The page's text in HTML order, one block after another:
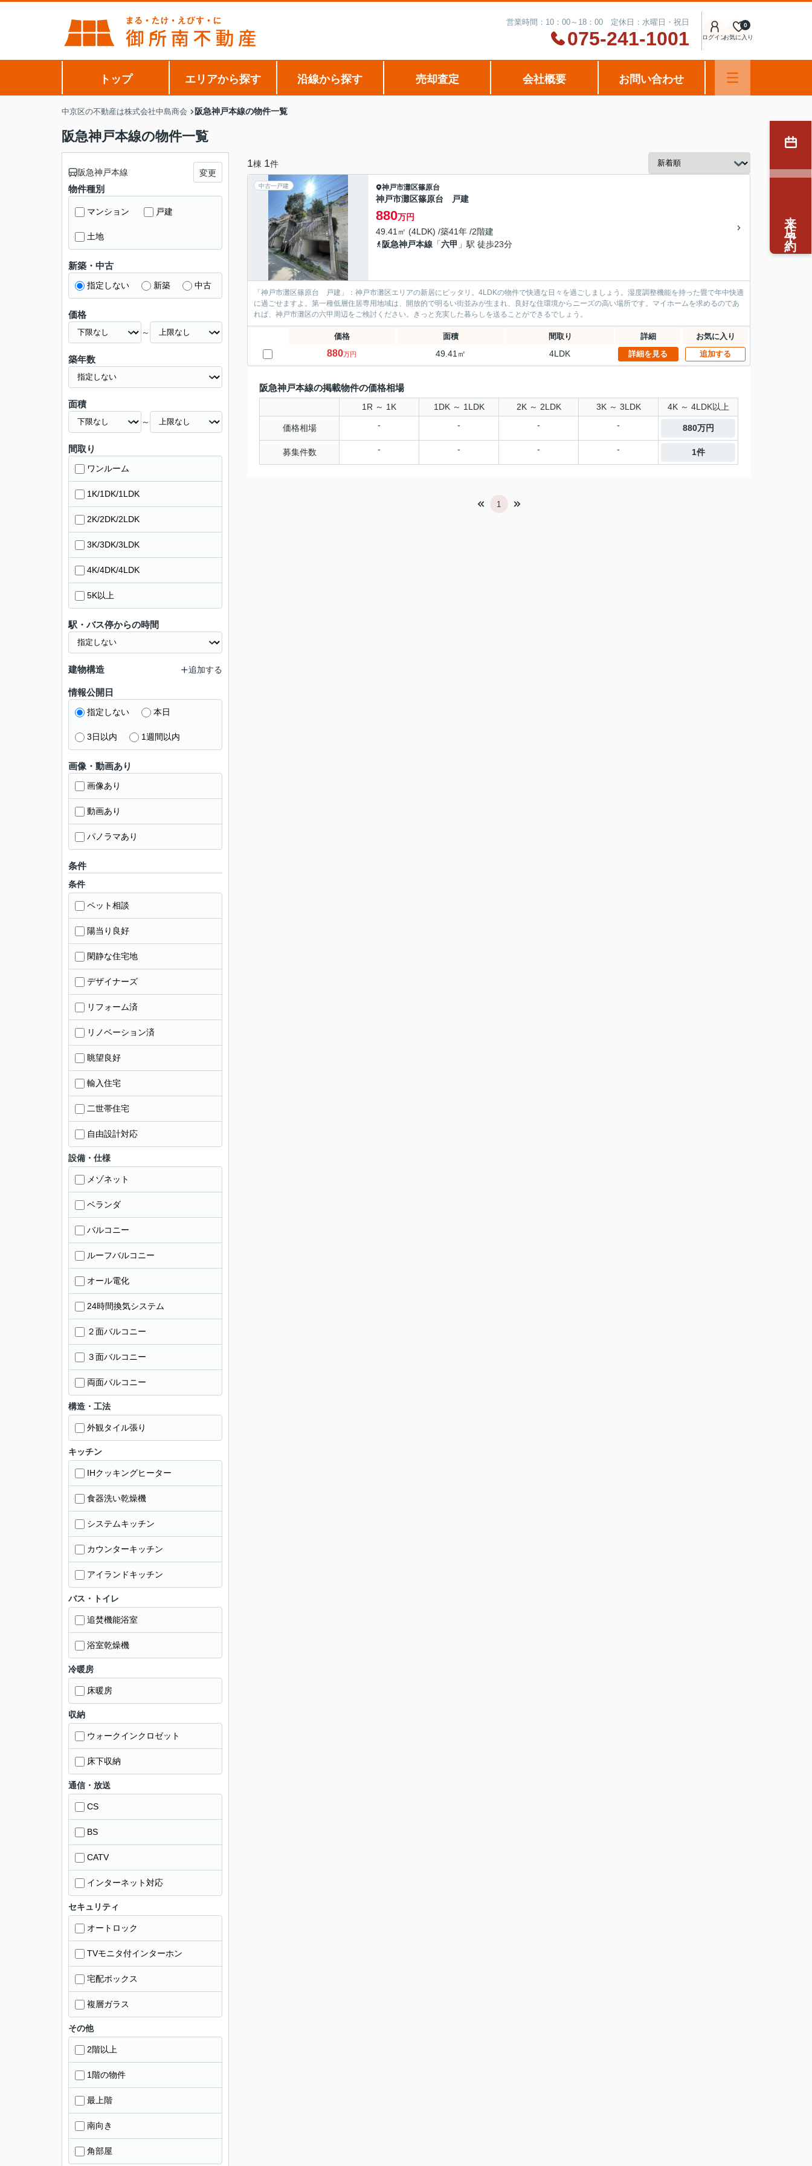
営業時間：10：00～18：00 定休日：水曜日・祝日
075-241-1001 ログインお気に入り
0
トップ エリアから探す 沿線から探す 売却査定 会社概要 お問い合わせ
中京区の不動産は株式会社中島商会 阪急神戸本線の物件一覧
阪急神戸本線の物件一覧
1棟 1件
中古一戸建 神戸市灘区篠原台
神戸市灘区篠原台 戸建
880万円
49.41㎡ (4LDK) /築41年 /2階建
阪急神戸本線 「六甲 」駅 徒歩23分
「神戸市灘区篠原台 戸建」：神戸市灘区エリアの新居にピッタリ。4LDKの物件で快適な日々を過ごしましょう。湿度調整機能を持った畳で年中快適
に過ごせますよ。第一種低層住居専用地域は、開放的で明るい街並みが生まれ、良好な住環境からニーズの高い場所です。マイホームを求めるのであ
れば、神戸市灘区の六甲周辺をご検討ください。きっと充実した暮らしを送ることができるでしょう。
価格 面積 間取り 詳細 お気に入り
880万円 49.41㎡ 4LDK 詳細を見る 追加する
阪急神戸本線の掲載物件の価格相場
1R ～ 1K 1DK ～ 1LDK 2K ～ 2LDK 3K ～ 3LDK 4K ～ 4LDK以上
価格相場 - - - - 880万円
募集件数 - - - - 1件
1
阪急神戸本線 変更
物件種別
マンション 戸建
土地
新築・中古
指定しない 新築 中古
価格
～
築年数
面積
～
間取り
ワンルーム
1K/1DK/1LDK
2K/2DK/2LDK
3K/3DK/3LDK
4K/4DK/4LDK
5K以上
駅・バス停からの時間
建物構造 追加する
情報公開日
指定しない 本日
3日以内 1週間以内
画像・動画あり
画像あり
動画あり
パノラマあり
条件
条件
ペット相談
陽当り良好
閑静な住宅地
デザイナーズ
リフォーム済
リノベーション済
眺望良好
輸入住宅
二世帯住宅
自由設計対応
設備・仕様
メゾネット
ベランダ
バルコニー
ルーフバルコニー
オール電化
24時間換気システム
２面バルコニー
３面バルコニー
両面バルコニー
構造・工法
外観タイル張り
キッチン
IHクッキングヒーター
食器洗い乾燥機
システムキッチン
カウンターキッチン
アイランドキッチン
バス・トイレ
追焚機能浴室
浴室乾燥機
冷暖房
床暖房
収納
ウォークインクロゼット
床下収納
通信・放送
CS
BS
CATV
インターネット対応
セキュリティ
オートロック
TVモニタ付インターホン
宅配ボックス
複層ガラス
その他
2階以上
1階の物件
最上階
南向き
角部屋
来店予約